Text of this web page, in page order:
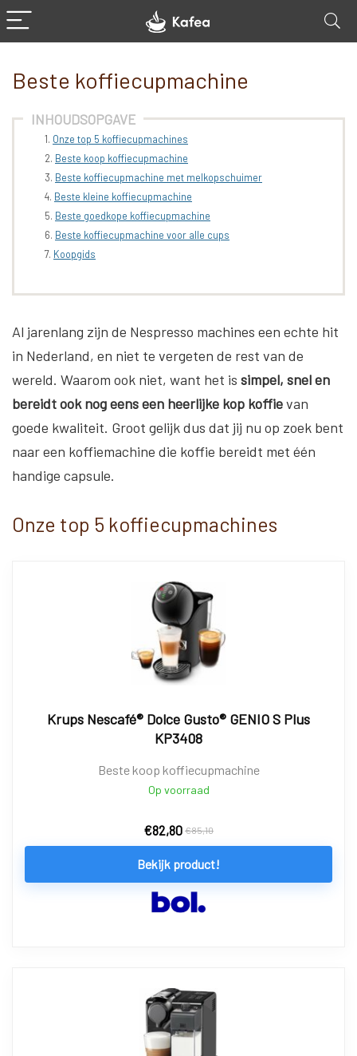
Beste koffiecupmachine
INHOUDSOPGAVE
Onze top 5 koffiecupmachines
Beste koop koffiecupmachine
Beste koffiecupmachine met melkopschuimer
Beste kleine koffiecupmachine
Beste goedkope koffiecupmachine
Beste koffiecupmachine voor alle cups
Koopgids
Al jarenlang zijn de Nespresso machines een echte hit
in Nederland, en niet te vergeten de rest van de
wereld. Waarom ook niet, want het is simpel, snel en
bereidt ook nog eens een heerlijke kop koffievan
goede kwaliteit. Groot gelijk dus dat jij nu op zoek bent
naar een koffiemachine die koffie bereidt met één
handige capsule.
Onze top 5 koffiecupmachines
Krups Nescafé® Dolce Gusto® GENIO S Plus
KP3408
Beste koop koffiecupmachine
Op voorraad
€82,80 €85,10
Bekijk product!